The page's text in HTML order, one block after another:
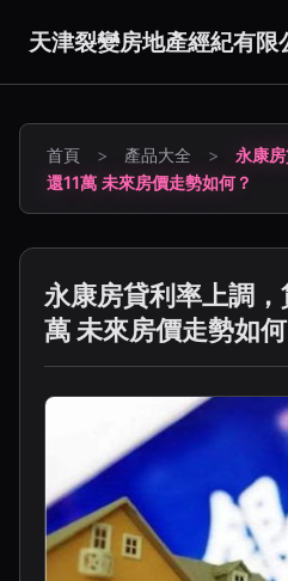
天津裂變房地產經紀有限
首頁 > 產品大全 >
永康
還11萬 未來房價走勢如何？
永康房貸利率上調
萬 未來房價走勢如何